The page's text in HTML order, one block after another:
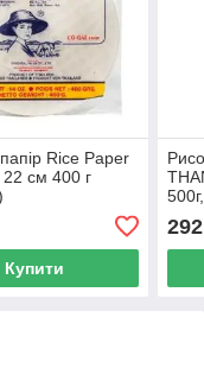
Rice Paper
22 см 400 г
Купити
292